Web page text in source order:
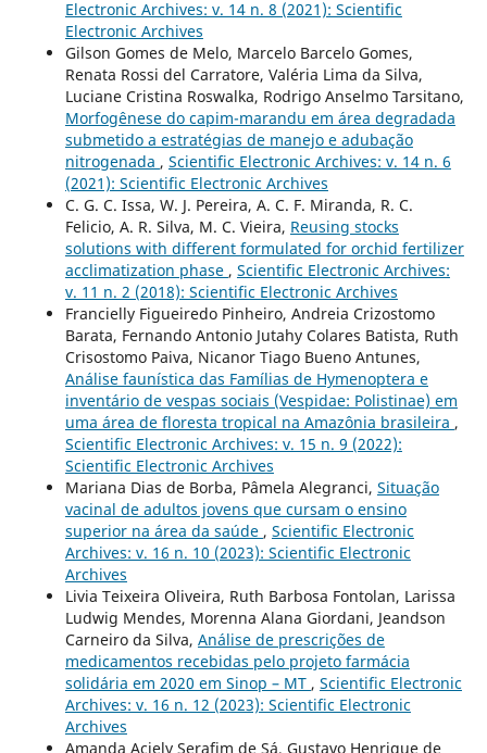
Electronic Archives: v. 14 n. 8 (2021): Scientific
Electronic Archives
Gilson Gomes de Melo, Marcelo Barcelo Gomes,
Renata Rossi del Carratore, Valéria Lima da Silva,
Luciane Cristina Roswalka, Rodrigo Anselmo Tarsitano,
Morfogênese do capim-marandu em área degradada
submetido a estratégias de manejo e adubação
nitrogenada , Scientific Electronic Archives: v. 14 n. 6
(2021): Scientific Electronic Archives
C. G. C. Issa, W. J. Pereira, A. C. F. Miranda, R. C.
Felicio, A. R. Silva, M. C. Vieira, Reusing stocks
solutions with different formulated for orchid fertilizer
acclimatization phase , Scientific Electronic Archives:
v. 11 n. 2 (2018): Scientific Electronic Archives
Francielly Figueiredo Pinheiro, Andreia Crizostomo
Barata, Fernando Antonio Jutahy Colares Batista, Ruth
Crisostomo Paiva, Nicanor Tiago Bueno Antunes,
Análise faunística das Famílias de Hymenoptera e
inventário de vespas sociais (Vespidae: Polistinae) em
uma área de floresta tropical na Amazônia brasileira ,
Scientific Electronic Archives: v. 15 n. 9 (2022):
Scientific Electronic Archives
Mariana Dias de Borba, Pâmela Alegranci, Situação
vacinal de adultos jovens que cursam o ensino
superior na área da saúde , Scientific Electronic
Archives: v. 16 n. 10 (2023): Scientific Electronic
Archives
Livia Teixeira Oliveira, Ruth Barbosa Fontolan, Larissa
Ludwig Mendes, Morenna Alana Giordani, Jeandson
Carneiro da Silva, Análise de prescrições de
medicamentos recebidas pelo projeto farmácia
solidária em 2020 em Sinop – MT , Scientific Electronic
Archives: v. 16 n. 12 (2023): Scientific Electronic
Archives
Amanda Aciely Serafim de Sá, Gustavo Henrique de